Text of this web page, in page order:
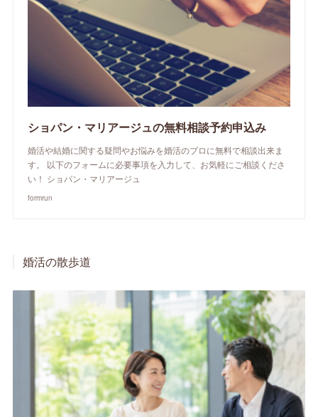
ショパン・マリアージュの無料相談予約申込み
婚活や結婚に関する疑問やお悩みを婚活のプロに無料で相談出来ま
す。 以下のフォームに必要事項を入力して、お気軽にご相談くださ
い！ ショパン・マリアージュ
formrun
婚活の散歩道